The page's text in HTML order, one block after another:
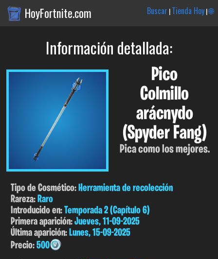
HoyFortnite.com Buscar |Tienda Hoy|🌐
Información detallada:
Pico
Colmillo
arácnydo
(Spyder Fang)
Pica como los mejores.
Tipo de Cosmético:Herramienta de recolección
Rareza:Raro
Introducido en:Temporada 2 (Capítulo 6)
Primera aparición:Jueves, 11-09-2025
Última aparición:Lunes, 15-09-2025
Precio:500